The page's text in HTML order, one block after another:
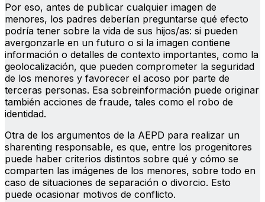
Por eso, antes de publicar cualquier imagen de
menores, los padres deberían preguntarse qué efecto
podría tener sobre la vida de sus hijos/as: si pueden
avergonzarle en un futuro o si la imagen contiene
información o detalles de contexto importantes, como la
geolocalización, que pueden comprometer la seguridad
de los menores y favorecer el acoso por parte de
terceras personas. Esa sobreinformación puede originar
también acciones de fraude, tales como el robo de
identidad.
Otra de los argumentos de la AEPD para realizar un
sharenting responsable, es que, entre los progenitores
puede haber criterios distintos sobre qué y cómo se
comparten las imágenes de los menores, sobre todo en
caso de situaciones de separación o divorcio. Esto
puede ocasionar motivos de conflicto.